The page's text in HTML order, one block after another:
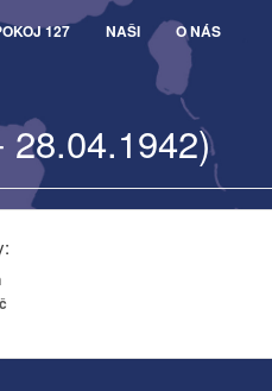
127 NAŠI O NÁS
28.04.1942)